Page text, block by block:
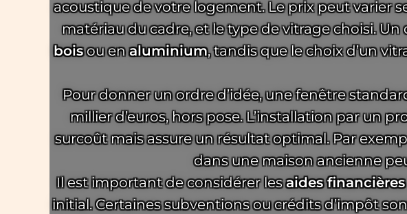
acoustique de votre logement. Le prix peut varier
matériau du cadre, et le type de vitrage choisi.
boisou enaluminium, tandis que le choix d’un
Pour donner un ordre d’idée, une fenêtre
millier d’euros, hors pose. L’installation par un
surcoût mais assure un résultat optimal. Par
dans une maison ancienne
Il est important de considérer lesaides financières
initial. Certaines subventions ou crédits d’impôt